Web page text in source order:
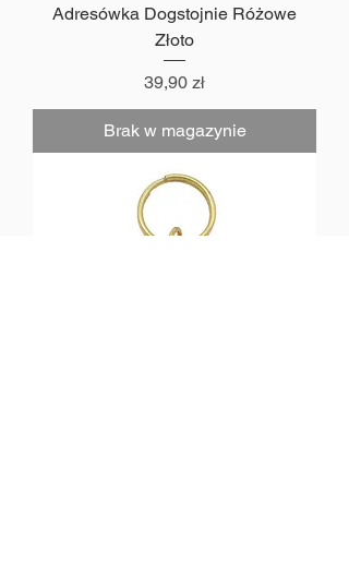
Adresówka Dogstojnie Różowe
Złoto
Cena
39,90 zł
Brak w magazynie